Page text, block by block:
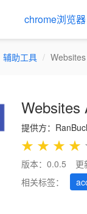
chrome浏览器
辅助工具
Websites
提供方：
★ ★ ★ ★
版本：0.0.5
更
相关标签：